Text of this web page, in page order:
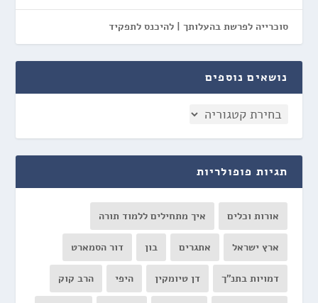
סוכרייה לפרשת בהעלותך | להיכנס לתפקיד
נושאים נוספים
תגיות פופולריות
אורות וכלים איך מתחילים ללמוד תורה
ארץ ישראל אתגרים בון דור הסמארט
דמויות בתנ"ך דן טיומקין היפי הרב קוק